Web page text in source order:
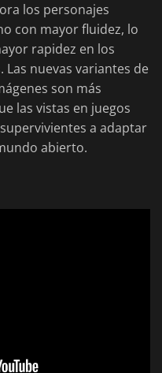
los personajes
con mayor fluidez, lo
rapidez en los
nuevas variantes de
son más
las vistas en juegos
a adaptar
abierto.